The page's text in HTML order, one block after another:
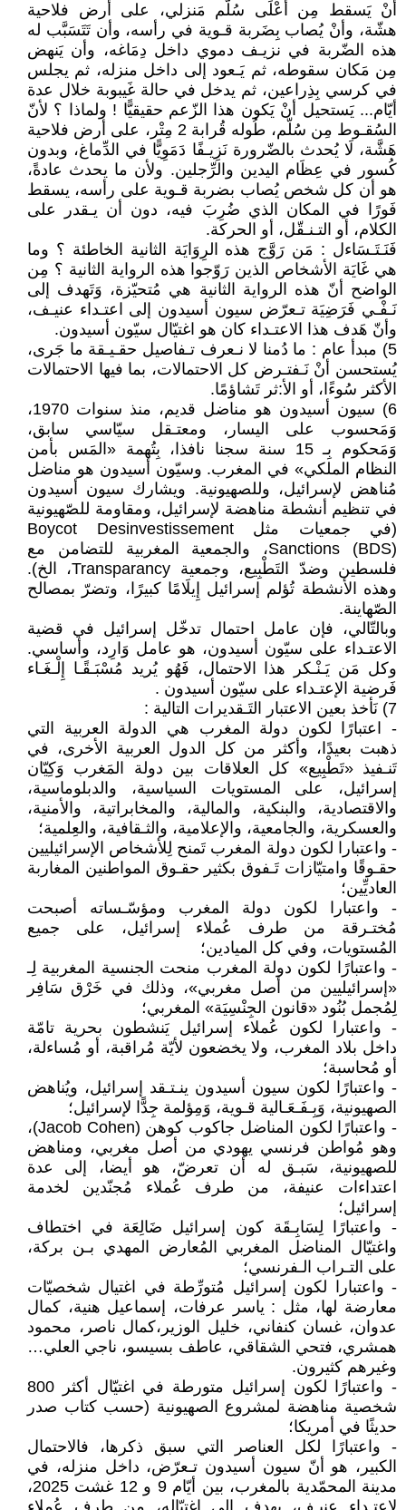
أنْ يَسقط مِن أَعْلَى سُلُّم مَنزلي، على أرض فلاحية
هشّة، وأنْ يُصاب بِضَربة قـوية في رأسه، وأن تَتَسَبَّب له
هذه الضّربة في نزيـف دموي داخل دِمَاغه، وأن يَنهض
مِن مَكان سقوطه، ثم يَـعود إلى داخل منزله، ثم يجلس
في كرسي بِذِراعين، ثم يدخل في حالة غَيبوبة خلال عدة
أيّام... يَستحيل أنْ يَكون هذا الزّعم حقيقيًّا ! ولماذا ؟ لأنّ
السُقـوط مِن سُلّم، طُوله قُرابة 2 مِتْر، على أرض فلاحية
هَشَّة، لَا يُحدث بالضّرورة نَزِيـفًا دَمَوِيًّا في الدِّماغ، وبدون
كُسور في عِظَام اليدين والرِّجلين. ولأن ما يحدث عادةً،
هو أن كل شخص يُصاب بضربة قـوية على رأسه، يسقط
فَورًا في المكان الذي ضُرِبَ فيه، دون أن يـقدر على
الكلام، أو التـنـقّل، أو الحركة.
فَنَـتَـسَاءل : مَن رَوَّج هذه الرِوَايَة الثانية الخاطئة ؟ وما
هي غَايَة الأشخاص الذين رَوّجوا هذه الرواية الثانية ؟ مِن
الواضح أنّ هذه الرواية الثانية هي مُتحيّزة، وَتَهدف إلى
نَـفْـي فَرَضِيَة تـعرّض سيون أسيدون إلى اعتـداء عنيـف،
وأنّ هَدف هذا الاعتـداء كان هو اغتيّال سيّون أسيدون.
5) مبدأ عام : ما دُمنا لا نـعرف تـفاصيل حقـيـقة ما جَرى،
يُستحسن أنْ نَـفتـرض كل الاحتمالات، بما فيها الاحتمالات
الأكثر سُوءًا، أو الأ:ثر تَشاؤمًا.
6) سيون أسيدون هو مناضل قديم، منذ سنوات 1970،
وَمَحسوب على اليسار، ومعتـقل سيّاسي سابق،
وَمَحكوم بِـ 15 سنة سجنا نافذا، بِتُهمة «المَس بأمن
النظام الملكي» في المغرب. وسيّون أسيدون هو مناضل
مُناهض لإسرائيل، وللصهيونية. ويشارك سيون أسيدون
في تنظيم أنشطة مناهضة لإسرائيل، ومقاومة للصّهيونية
(في جمعيات مثل Boycot Desinvestissement
Sanctions (BDS)، والجمعية المغربية للتضامن مع
فلسطين وضدّ التَطْبِيع، وجمعية Transparancy، الخ).
وهذه الأنشطة تُؤلم إسرائيل إِيلَامًا كبيرًا، وتضرّ بمصالح
الصّهاينة.
وبالتّالي، فإن عامل احتمال تدخّل إسرائيل في قضية
الاعتـداء على سيّون أسيدون، هو عامل وَارِد، وأساسي.
وكل مَن يَـنْـكر هذا الاحتمال، فَهُو يُريد مُسْبَـقًـا إِلْـغَـاء
فَرضية الإعتـداء على سيّون أسيدون .
7) نَأخذ بعين الاعتبار التَـقديرات التالية :
- اعتبارًا لكون دولة المغرب هي الدولة العربية التي
ذهبت بعيدًا، وأكثر من كل الدول العربية الأخرى، في
تَنـفيذ «تَطْبِيع» كل العلاقات بين دولة المَغرب وَكِيّان
إسرائيل، على المستويات السياسية، والدبلوماسية،
والاقتصادية، والبنكية، والمالية، والمخابراتية، والأمنية،
والعسكرية، والجامعية، والإعلامية، والثـقافية، والعِلمية؛
- واعتبارا لكون دولة المغرب تَمنح لِلأشخاص الإسرائيليين
حقـوقًا وامتيّازات تَـفوق بكثير حقـوق المواطنين المغاربة
العاديِّين؛
- واعتبارا لكون دولة المغرب ومؤسّـساته أصبحت
مُختـرقة من طرف عُملاء إسرائيل، على جميع
المُستويات، وفي كل الميادين؛
- واعتبارًا لكون دولة المغرب منحت الجنسية المغربية لِـ
«إسرائيليين من أصل مغربي»، وذلك في خَرْق سَافِر
لِمُجمل بُنُود «قانون الجِنْسِيَة» المغربي؛
- واعتبارا لكون عُملاء إسرائيل يَنشطون بحرية تامّة
داخل بلاد المغرب، ولا يخضعون لأيّة مُراقبة، أو مُساءلة،
أو مُحاسبة؛
- واعتبارًا لكون سيون أسيدون ينـتـقد إسرائيل، ويُناهض
الصهيونية، وَبِـفَـعَـالية قـوية، وَمِؤلمة جِدًّا لإسرائيل؛
- واعتبارًا لكون المناضل جاكوب كوهن (Jacob Cohen)،
وهو مُواطن فرنسي يهودي من أصل مغربي، ومناهض
للصهيونية، سَبـق له أن تعرضّ، هو أيضا، إلى عدة
اعتداءات عنيفة، من طرف عُملاء مُجنّدين لخدمة
إسرائيل؛
- واعتبارًا لِسَابِـقَة كون إسرائيل ضَالِعَة في اختطاف
واغتيّال المناضل المغربي المُعارض المهدي بـن بركة،
على التـراب الـفرنسي؛
- واعتبارا لكون إسرائيل مُتورِّطة في اغتيال شخصيّات
معارضة لها، مثل : ياسر عرفات، إسماعيل هنية، كمال
عدوان، غسان كنفاني، خليل الوزير،كمال ناصر، محمود
همشري، فتحي الشقاقي، عاطف بسيسو، ناجي العلي…
وغيرهم كثيرون.
- واعتبارًا لكون إسرائيل متورطة في اغتيّال أكثر 800
شخصية مناهضة لمشروع الصهيونية (حسب كتاب صدر
حديثًا في أمريكا؛
- واعتبارًا لكل العناصر التي سبق ذكرها، فالاحتمال
الكبير، هو أنّ سيون أسيدون تـعرّض، داخل منزله، في
مدينة المحمّدية بالمغرب، بين أيّام 9 و 12 غشت 2025،